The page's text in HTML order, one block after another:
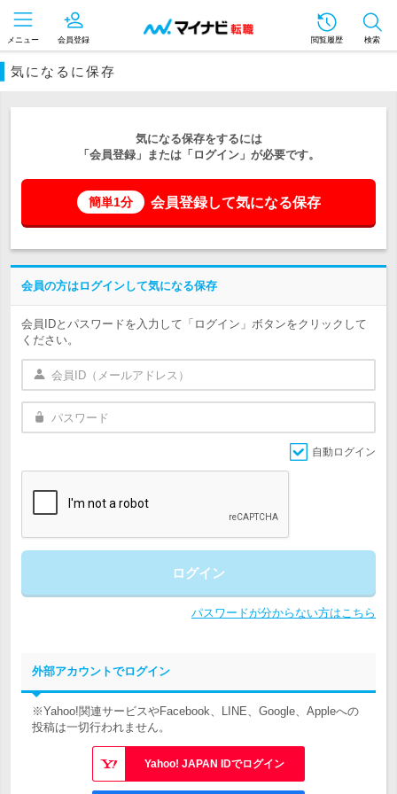
メニュー 会員登録 閲覧履歴 検索
気になるに保存
気になる保存をするには
「会員登録」または「ログイン」が必要です。
簡単1分 会員登録して気になる保存
会員の方はログインして気になる保存
会員IDとパスワードを入力して「ログイン」ボタンをクリックして
ください。
自動ログイン
ログイン
パスワードが分からない方はこちら
外部アカウントでログイン
※Yahoo!関連サービスやFacebook、LINE、Google、Appleへの
投稿は一切行われません。
Yahoo! JAPAN IDでログイン